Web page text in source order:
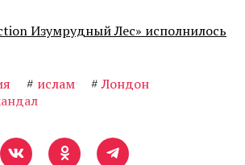
Изумрудный Лес» исполнилось
# ислам # Лондон